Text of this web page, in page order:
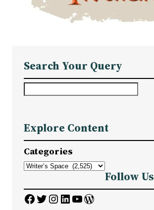
Search Your Query
r
c
h
Explore Content
Categories
Follow Us
Facebook Twitter InstagramLinkedIn YouTube WordPress